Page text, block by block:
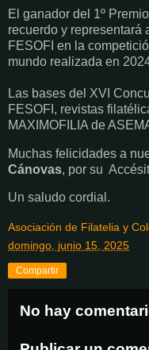
El ganador del 1º
recuerdo y representará
FESOFI en la
mundo realizada en
Las bases del XVI
FESOFI, revistas
MAXIMOFILIA de
Muchas felicidades a
Cánovas, por su
Un saludo cordial.
Asociación de Filatelia y
domingo, junio 15, 2025
Compartir
No hay